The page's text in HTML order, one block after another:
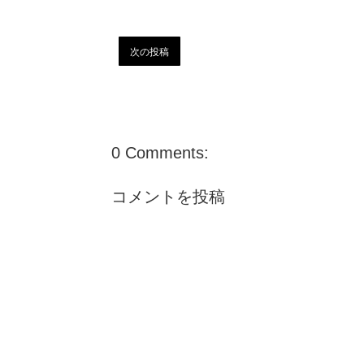
次の投稿
0 Comments:
コメントを投稿